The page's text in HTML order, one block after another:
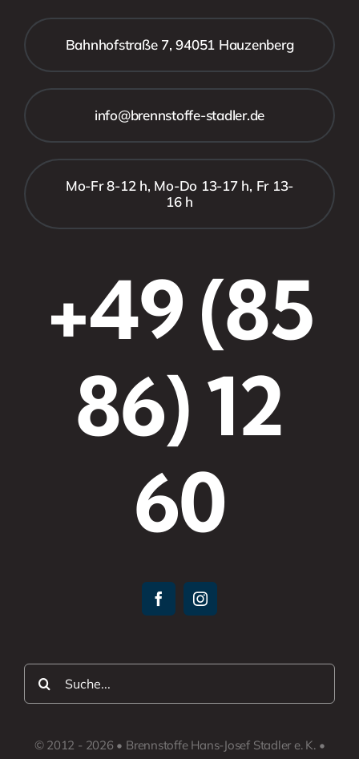
Bahnhofstraße 7, 94051 Hauzenberg
info@brennstoffe-stadler.de
Mo-Fr 8-12 h, Mo-Do 13-17 h, Fr 13-
16 h
+49 (85
86) 12
60
Suche
nach:
© 2012 - 2026 • Brennstoffe Hans-Josef Stadler e. K. •